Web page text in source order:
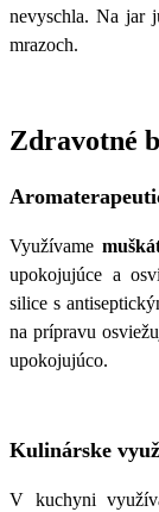
nevyschla. Na jar
mrazoch.
Zdravotné
Využívame
upokojujúce a
silice s
na prípravu
upokojujúco.
Kulinárske
V kuchyni